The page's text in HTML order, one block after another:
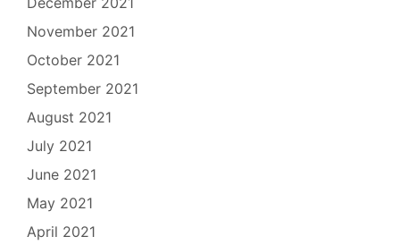
November 2021
October 2021
September 2021
August 2021
July 2021
June 2021
May 2021
April 2021